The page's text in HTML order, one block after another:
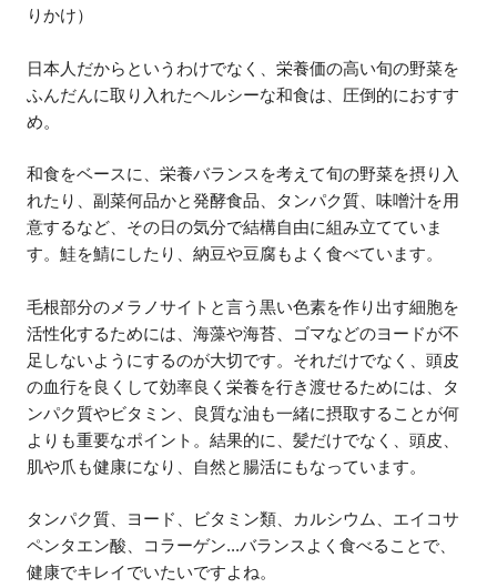
りかけ）
日本人だからというわけでなく、栄養価の高い旬の野菜を
ふんだんに取り入れたヘルシーな和食は、圧倒的におすす
め。
和食をベースに、栄養バランスを考えて旬の野菜を摂り入
れたり、副菜何品かと発酵食品、タンパク質、味噌汁を用
意するなど、その日の気分で結構自由に組み立てていま
す。鮭を鯖にしたり、納豆や豆腐もよく食べています。
毛根部分のメラノサイトと言う黒い色素を作り出す細胞を
活性化するためには、海藻や海苔、ゴマなどのヨードが不
足しないようにするのが大切です。それだけでなく、頭皮
の血行を良くして効率良く栄養を行き渡せるためには、タ
ンパク質やビタミン、良質な油も一緒に摂取することが何
よりも重要なポイント。結果的に、髪だけでなく、頭皮、
肌や爪も健康になり、自然と腸活にもなっています。
タンパク質、ヨード、ビタミン類、カルシウム、エイコサ
ペンタエン酸、コラーゲン...バランスよく食べることで、
健康でキレイでいたいですよね。